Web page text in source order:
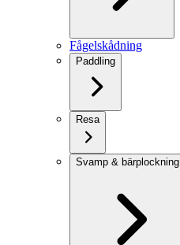
Fågelskådning
Paddling
Resa
Svamp & bärplockning